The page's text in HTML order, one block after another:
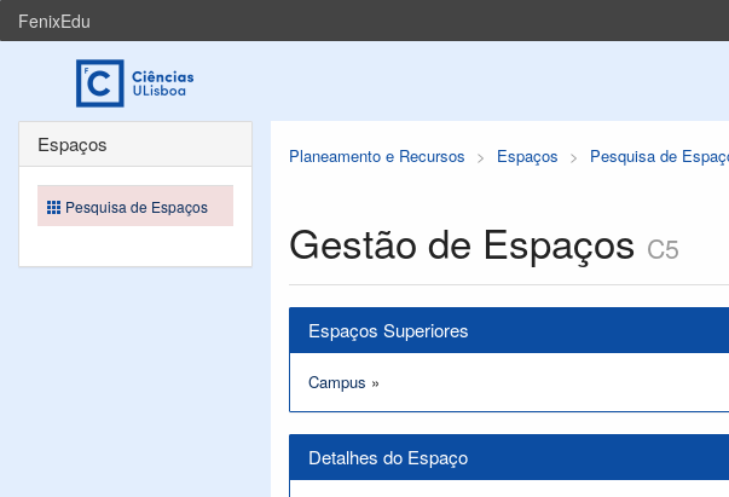
FenixEdu
Planeamento e Recursos Espaços Pesquisa de
Gestão de Espaços C5
Espaços Superiores
Campus »
Detalhes do Espaço
Espaços
Pesquisa de Espaços